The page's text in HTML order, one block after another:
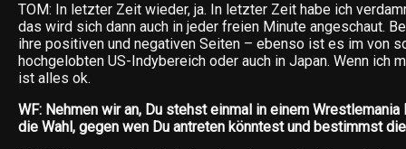
TOM: In letzter Zeit wieder, ja. In letzter Zeit habe ich
das wird sich dann auch in jeder freien Minute angeschaut.
ihre positiven und negativen Seiten – ebenso ist es im von
hochgelobten US-Indybereich oder auch in Japan. Wenn ich
ist alles ok.
WF: Nehmen wir an, Du stehst einmal in einem Wrestlemania
die Wahl, gegen wen Du antreten könntest und bestimmst